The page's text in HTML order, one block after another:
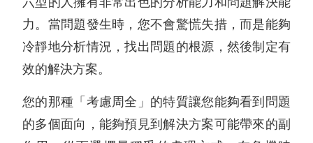
力。當問題發生時，您不會驚慌失措，而是能夠
冷靜地分析情況，找出問題的根源，然後制定有
效的解決方案。
您的那種「考慮周全」的特質讓您能夠看到問題
的多個面向，能夠預見到解決方案可能帶來的副